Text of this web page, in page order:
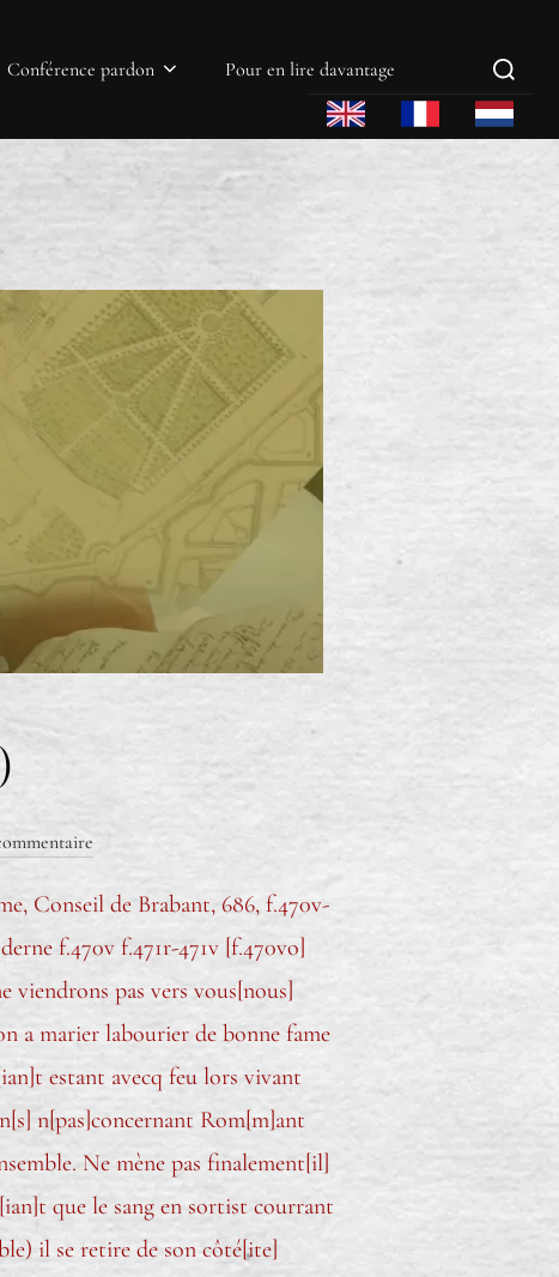
Conférence pardon Pour en lire davantage
Conseil de Brabant, 686, f.470v-
f.470v f.471r-471v [f.470vo]
pas vers vous[nous]
a marier labourier de bonne fame
estant avecq feu lors vivant
s] n[pas]concernant Rom[m]ant
Ne mène pas finalement[il]
que le sang en sortist courrant
il se retire de son côté[ite]